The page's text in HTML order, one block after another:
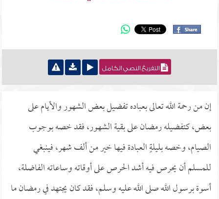
التفريغ النصي الكامل
إن من رحمة الله تعالى بعباده تفضيل بعض الشهور والأيام على
بعض، كتفضيله رمضان على بقية الشهور، فقد خصه بوجوب
الصيام، وخصه بليلةٍ العبادة فيها خير من ألف شهر، فينبغي
للمسلم أن يحرص فيه أشد الحرص على أوقاته وساعاته الفاضلة،
أسوة برسول الله صلى الله عليه وسلم، فقد كان يجتهد في رمضان ما